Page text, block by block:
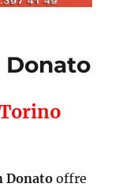
Donato
Donatooffre